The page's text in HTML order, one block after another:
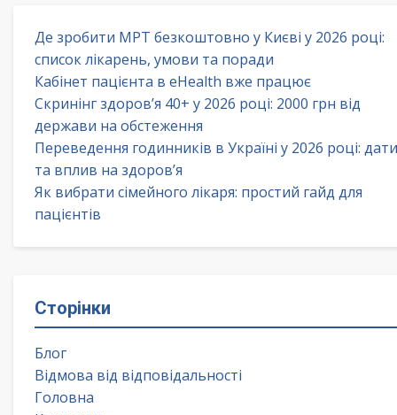
Де зробити МРТ безкоштовно у Києві у 2026 році:
список лікарень, умови та поради
Кабінет пацієнта в eHealth вже працює
Скринінг здоров’я 40+ у 2026 році: 2000 грн від
держави на обстеження
Переведення годинників в Україні у 2026 році: дати
та вплив на здоров’я
Як вибрати сімейного лікаря: простий гайд для
пацієнтів
Сторінки
Блог
Відмова від відповідальності
Головна